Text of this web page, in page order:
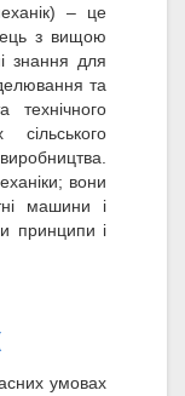
– це
з вищою
знання для
та
технічного
вони
машини і
принципи і
умовах